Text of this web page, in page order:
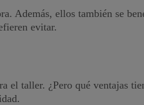
Además, ellos también se
evitar.
el taller. ¿Pero qué ventajas